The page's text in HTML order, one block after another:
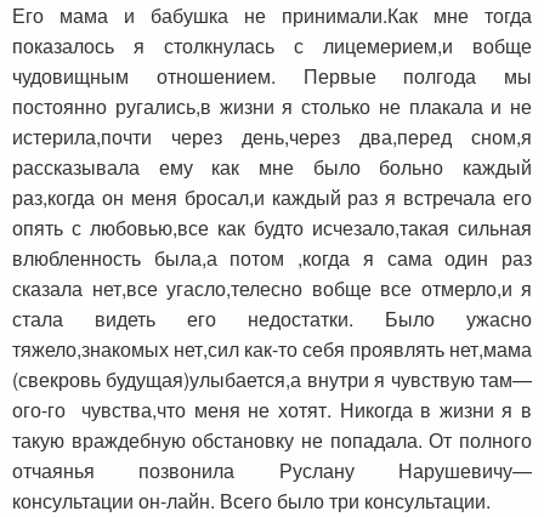
Его мама и бабушка не принимали.Как мне тогда
показалось я столкнулась с лицемерием,и вобще
чудовищным отношением. Первые полгода мы
постоянно ругались,в жизни я столько не плакала и не
истерила,почти через день,через два,перед сном,я
рассказывала ему как мне было больно каждый
раз,когда он меня бросал,и каждый раз я встречала его
опять с любовью,все как будто исчезало,такая сильная
влюбленность была,а потом ,когда я сама один раз
сказала нет,все угасло,телесно вобще все отмерло,и я
стала видеть его недостатки. Было ужасно
тяжело,знакомых нет,сил как-то себя проявлять нет,мама
(свекровь будущая)улыбается,а внутри я чувствую там—
ого-го чувства,что меня не хотят. Никогда в жизни я в
такую враждебную обстановку не попадала. От полного
отчаянья позвонила Руслану Нарушевичу—
консультации он-лайн. Всего было три консультации.